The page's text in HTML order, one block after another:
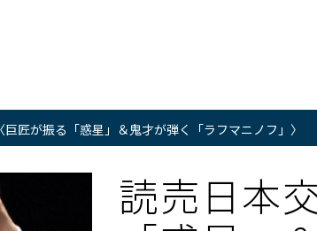
匠が振る「惑星」＆鬼才が弾く「ラフマニノフ」〉
読売日本